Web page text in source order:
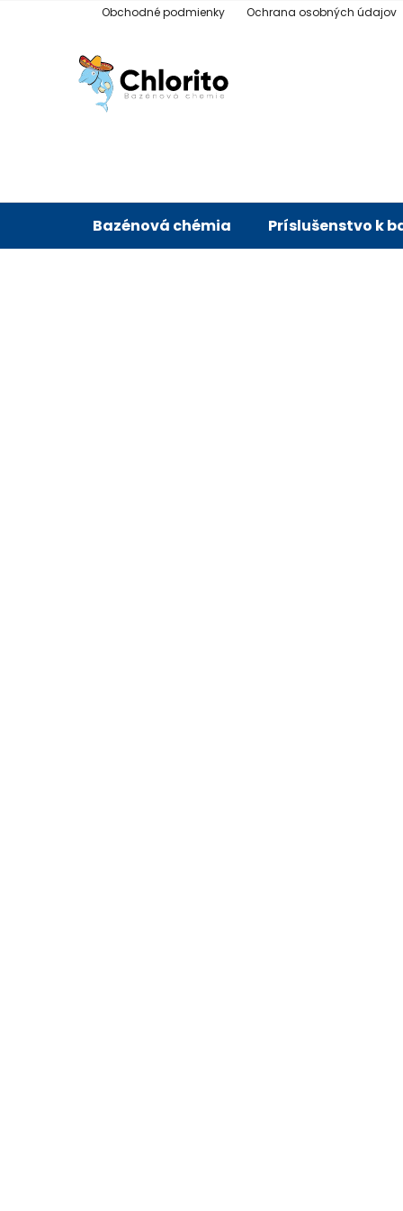
Obchodné podmienky Ochrana osobných údajov
Bazénová chémia Príslušenstvo k